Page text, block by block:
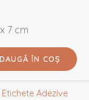
7 cm
ÎN COȘ
Etichete Adezive